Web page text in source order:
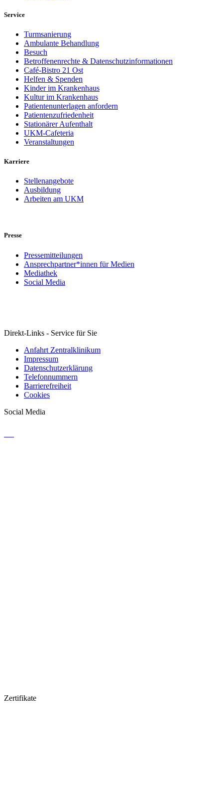
Service
Turmsanierung
Ambulante Behandlung
Besuch
Betroffenenrechte & Datenschutzinformationen
Café-Bistro 21 Ost
Helfen & Spenden
Kinder im Krankenhaus
Kultur im Krankenhaus
Patientenunterlagen anfordern
Patientenzufriedenheit
Stationärer Aufenthalt
UKM-Cafeteria
Veranstaltungen
Karriere
Stellenangebote
Ausbildung
Arbeiten am UKM
Presse
Pressemitteilungen
Ansprechpartner*innen für Medien
Mediathek
Social Media
Direkt-Links - Service für Sie
Anfahrt Zentralklinikum
Impressum
Datenschutzerklärung
Telefonnummern
Barrierefreiheit
Cookies
Social Media
Zertifikate